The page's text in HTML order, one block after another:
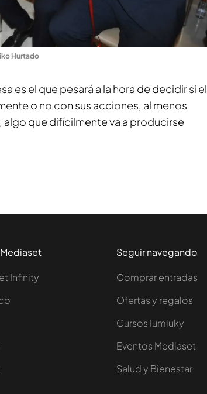
Hurtado
es el que pesará a la hora de decidir si el
o no con sus acciones, al menos
algo que difícilmente va a producirse
Infinity
Seguir navegando
Comprar entradas
Ofertas y regalos
Cursos Iumiuky
Eventos Mediaset
Salud y Bienestar